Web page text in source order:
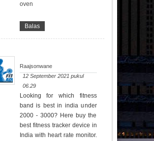
oven
Balas
Raajsonwane
12 September 2021 pukul
06.29
Looking for which fitness
band is best in india under
2000 - 3000? Here buy the
best fitness tracker device in
India with heart rate monitor.